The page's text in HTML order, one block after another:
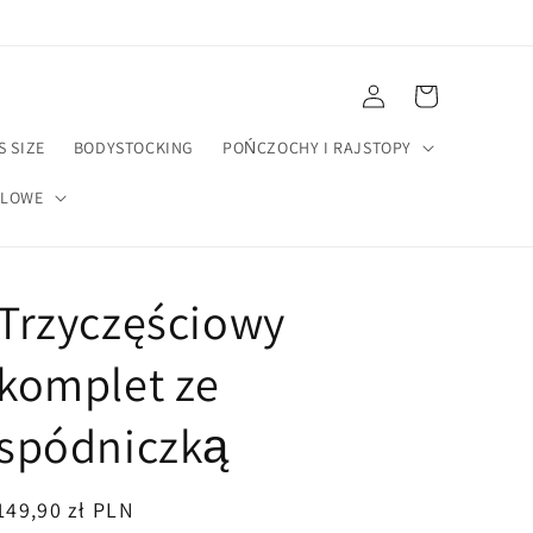
SIZE BODYSTOCKING POŃCZOCHY I RAJSTOPY
Zaloguj
się
Koszyk
komplet ze
zł PLN